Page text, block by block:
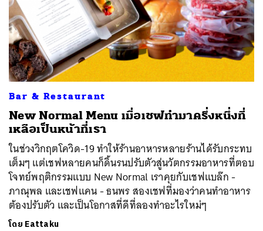
Bar & Restaurant
New Normal Menu เมื่อเชฟทำมาครึ่งหนึ่งที่
เหลือเป็นหน้าที่เรา
ในช่วงวิกฤตโควิด-19 ทำให้ร้านอาหารหลายร้านได้รับกระทบ
เต็มๆ แต่เชฟหลายคนก็ดิ้นรนปรับตัวสู่นวัตกรรมอาหารที่ตอบ
โจทย์พฤติกรรมแบบ New Normal เราคุยกับเชฟแบล๊ก -
ภาณุพล และเชฟแคน - ธนพร สองเชฟที่มองว่าคนทำอาหาร
ต้องปรับตัว และเป็นโอกาสที่ดีที่ลองทำอะไรใหม่ๆ
โดย Eattaku